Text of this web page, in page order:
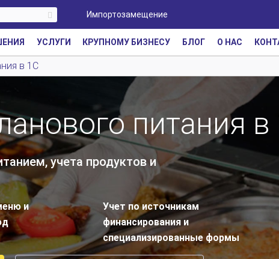
Импортозамещение
УСЛУГИ КРУПНОМУ БИЗНЕСУ БЛОГ О НАС
в 1С
питания в
учета продуктов и
и
Учет по источникам
финансирования и
специализированные формы